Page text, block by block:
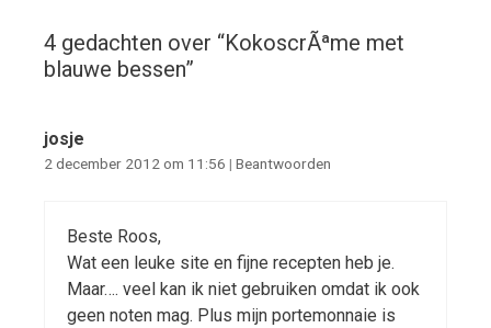
4 gedachten over “KokoscrÃªme met
blauwe bessen”
josje
2 december 2012 om 11:56 | Beantwoorden
Beste Roos,
Wat een leuke site en fijne recepten heb je.
Maar…. veel kan ik niet gebruiken omdat ik ook
geen noten mag. Plus mijn portemonnaie is